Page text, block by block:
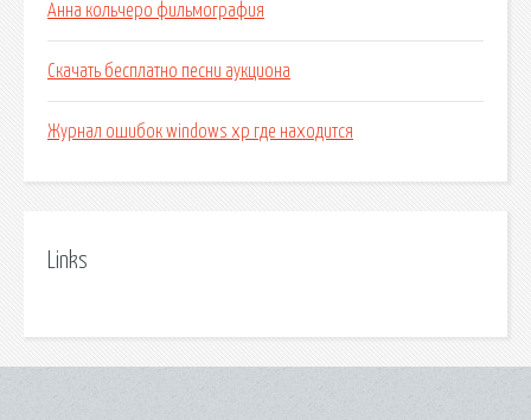
Анна кольчеро фильмография
Скачать бесплатно песни аукциона
Журнал ошибок windows xp где находится
Links